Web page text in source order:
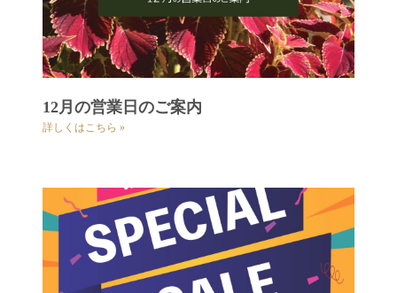
12月の営業日のご案内
詳しくはこちら »